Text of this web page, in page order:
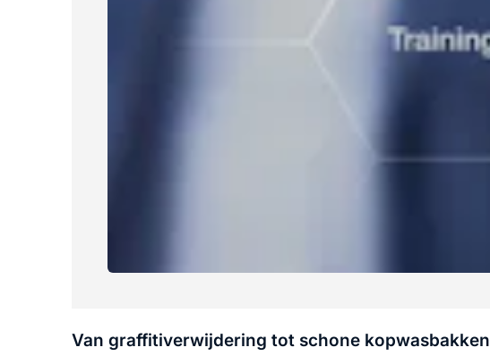
Van graffitiverwijdering tot schone kopwasbakken